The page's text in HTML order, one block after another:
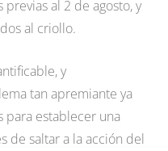
al 2 de agosto, y
al criollo.
y
tan apremiante ya
para establecer una
de saltar a la acción del